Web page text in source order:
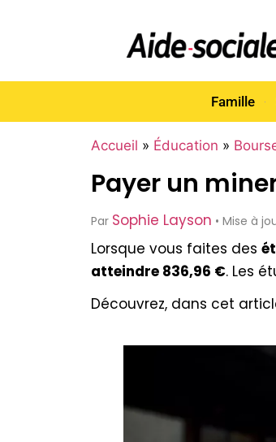
Famille
Accueil » Éducation »
Payer un
Par Sophie Layson • Mise à
Lorsque vous faites des
atteindre 836,96 €. Les
Découvrez, dans cet